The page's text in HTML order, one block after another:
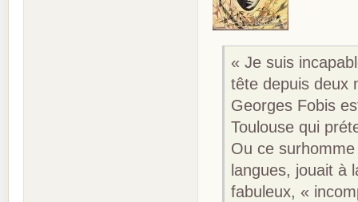
« Je suis
tête depuis deux
Georges Fobis
Toulouse qui
Ou ce
langues, jouait à
fabuleux, «